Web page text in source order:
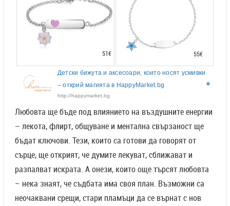
51€ 55€
Детски бижута и аксесоари, които носят усмивки
– открий магията в HappyMarket.bg
http://happymarket.bg
Любовта ще бъде под влиянието на въздушните енергии
– лекота, флирт, общуване и ментална свързаност ще
бъдат ключови. Тези, които са готови да говорят от
сърце, ще открият, че думите лекуват, сближават и
разпалват искрата. А онези, които още търсят любовта
– нека знаят, че съдбата има своя план. Възможни са
неочаквани срещи, стари пламъци да се върнат с нов